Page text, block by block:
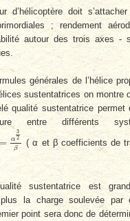
d’hélicoptère doit
; rendement
autour des trois axes -
générales de l’hélice
sustentatrices on montre
qualité sustentatrice permet
entre différents
= α
3
2
β
= α32
( α et β coefficients de
sustentatrice est
la charge soulevée par
point sera donc de